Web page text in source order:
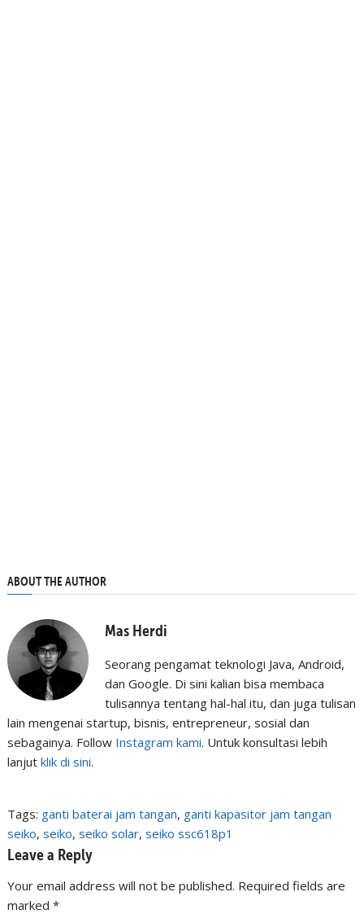
ABOUT THE AUTHOR
Mas Herdi
Seorang pengamat teknologi Java, Android,
dan Google. Di sini kalian bisa membaca
tulisannya tentang hal-hal itu, dan juga tulisan
lain mengenai startup, bisnis, entrepreneur, sosial dan
sebagainya. Follow Instagram kami. Untuk konsultasi lebih
lanjut klik di sini.
Tags: ganti baterai jam tangan, ganti kapasitor jam tangan
seiko, seiko, seiko solar, seiko ssc618p1
Leave a Reply
Your email address will not be published. Required fields are
marked *